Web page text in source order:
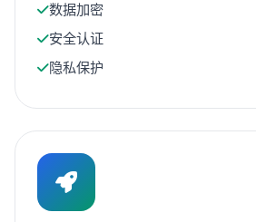
数据加密
安全认证
隐私保护